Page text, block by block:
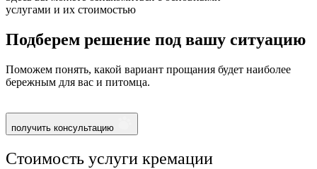
услугами и их стоимостью
Подберем решение под вашу ситуацию
Поможем понять, какой вариант прощания будет наиболее
бережным для вас и питомца.
получить консультацию
Стоимость услуги кремации